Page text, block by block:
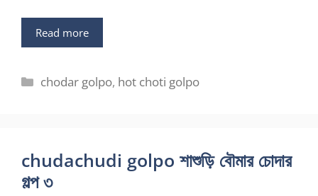
Read more
Categories
chodar golpo, hot choti golpo
chudachudi golpo শাশুড়ি বৌমার চোদার
গল্প ৩